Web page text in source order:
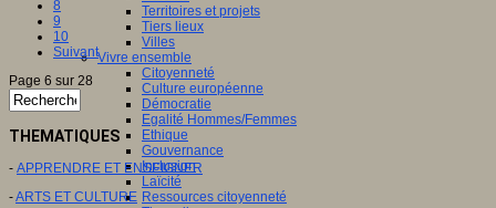
Territoires et projets
Tiers lieux
Villes
Vivre ensemble
Citoyenneté
Culture européenne
Démocratie
Egalité Hommes/Femmes
Ethique
Gouvernance
Inclusion
Laïcité
Ressources citoyenneté
8
9
10
Suivant
Page 6 sur 28
THEMATIQUES
- APPRENDRE ET ENSEIGNER
-ARTS ET CULTURE